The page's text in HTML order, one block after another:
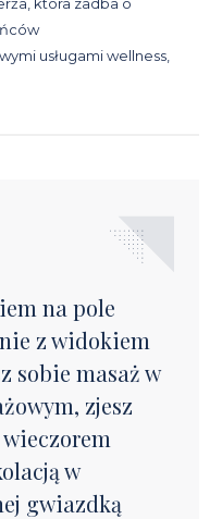
która zadba o
usługami wellness,
na pole
z widokiem
sobie masaż w
zjesz
w
gwiazdką